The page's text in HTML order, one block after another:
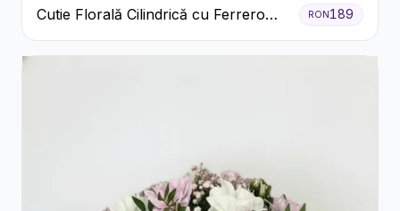
Cutie Florală Cilindrică cu Ferrero
Rocher și Trandafiri Pastel
RON189